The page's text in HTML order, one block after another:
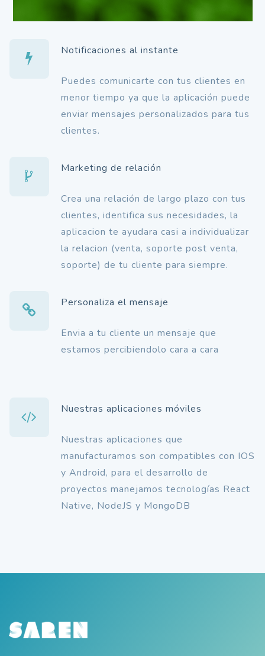
Notificaciones al instante
Puedes comunicarte con tus clientes en
menor tiempo ya que la aplicación puede
enviar mensajes personalizados para tus
clientes.
Marketing de relación
Crea una relación de largo plazo con tus
clientes, identifica sus necesidades, la
aplicacion te ayudara casi a individualizar
la relacion (venta, soporte post venta,
soporte) de tu cliente para siempre.
Personaliza el mensaje
Envia a tu cliente un mensaje que
estamos percibiendolo cara a cara
Nuestras aplicaciones móviles
Nuestras aplicaciones que
manufacturamos son compatibles con IOS
y Android, para el desarrollo de
proyectos manejamos tecnologías React
Native, NodeJS y MongoDB